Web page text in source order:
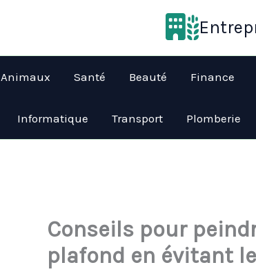
Animaux Santé Beauté Finance
Informatique Transport Plomberie
Conseils pour
plafond en évitant